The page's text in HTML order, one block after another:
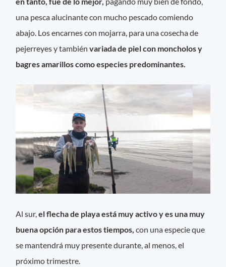
una pesca alucinante con mucho pescado comiendo
abajo. Los encarnes con mojarra, para una cosecha de
pejerreyes y tambiénvariada de piel con moncholos y
bagres amarillos como especies predominantes.
Al sur,el flecha de playa está muy activo y es una muy
buena opción para estos tiempos, con una especie que
se mantendrá muy presente durante, al menos, el
próximo trimestre.